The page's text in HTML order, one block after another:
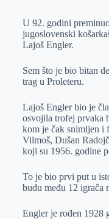
p
p
l
U 92. godini
jugoslovenski
Lajoš Engler.
Sem što je bio bitan
trag u Proleteru.
Lajoš Engler bio je
osvojila trofej prvaka
kom je čak snimljen i
Vilmoš, Dušan
koji su 1956. godine
To je bio prvi put u
budu među 12 igrača
Engler je rođen 1928